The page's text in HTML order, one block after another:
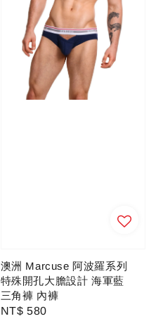
澳洲 Marcuse 阿波羅系列
特殊開孔大膽設計 海軍藍
三角褲 內褲
Regular
NT$ 580